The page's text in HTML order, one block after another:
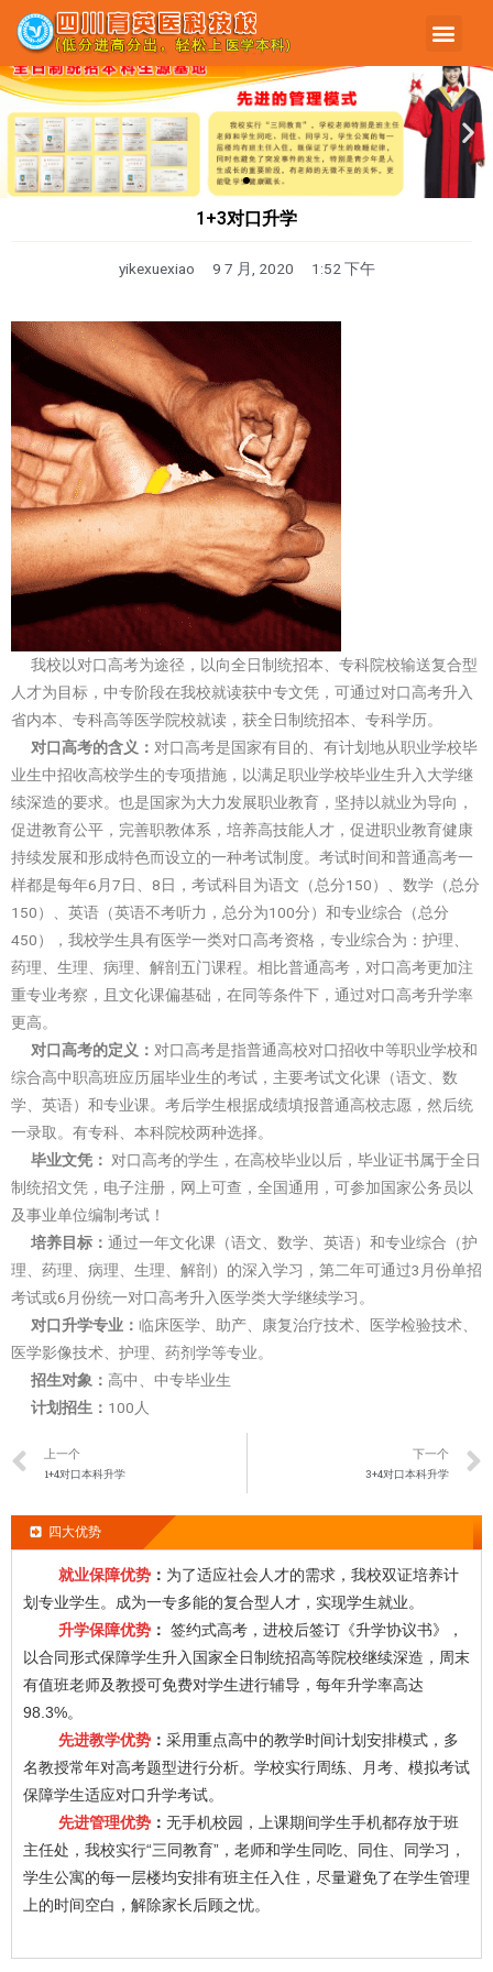
1+3对口升学
yikexuexiao 9 7 月, 2020 1:52 下午
我校以对口高考为途径，以向全日制统招本、专科院校输送复合型
人才为目标，中专阶段在我校就读获中专文凭，可通过对口高考升入
省内本、专科高等医学院校就读，获全日制统招本、专科学历。
对口高考的含义： 对口高考是国家有目的、有计划地从职业学校毕
业生中招收高校学生的专项措施，以满足职业学校毕业生升入大学继
续深造的要求。也是国家为大力发展职业教育，坚持以就业为导向，
促进教育公平，完善职教体系，培养高技能人才，促进职业教育健康
持续发展和形成特色而设立的一种考试制度。考试时间和普通高考一
样都是每年6月7日、8日，考试科目为语文（总分150）、数学（总分
150）、英语（英语不考听力，总分为100分）和专业综合（总分
450），我校学生具有医学一类对口高考资格，专业综合为：护理、
药理、生理、病理、解剖五门课程。相比普通高考，对口高考更加注
重专业考察，且文化课偏基础，在同等条件下，通过对口高考升学率
更高。
对口高考的定义： 对口高考是指普通高校对口招收中等职业学校和
综合高中职高班应历届毕业生的考试，主要考试文化课（语文、数
学、英语）和专业课。考后学生根据成绩填报普通高校志愿，然后统
一录取。有专科、本科院校两种选择。
毕业文凭： 对口高考的学生，在高校毕业以后，毕业证书属于全日
制统招文凭，电子注册，网上可查，全国通用，可参加国家公务员以
及事业单位编制考试！
培养目标： 通过一年文化课（语文、数学、英语）和专业综合（护
理、药理、病理、生理、解剖）的深入学习，第二年可通过3月份单招
考试或6月份统一对口高考升入医学类大学继续学习。
对口升学专业： 临床医学、助产、康复治疗技术、医学检验技术、
医学影像技术、护理、药剂学等专业。
招生对象： 高中、中专毕业生
计划招生： 100人
上一个
1+4对口本科升学
下一个
3+4对口本科升学
四大优势
就业保障优势 ： 为了适应社会人才的需求，我校双证培养计
划专业学生。成为一专多能的复合型人才，实现学生就业。
升学保障优势 ： 签约式高考，进校后签订《升学协议书》，
以合同形式保障学生升入国家全日制统招高等院校继续深造，周末
有值班老师及教授可免费对学生进行辅导，每年升学率高达
98.3%。
先进教学优势 ： 采用重点高中的教学时间计划安排模式，多
名教授常年对高考题型进行分析。学校实行周练、月考、模拟考试
保障学生适应对口升学考试。
先进管理优势 ： 无手机校园，上课期间学生手机都存放于班
主任处，我校实行“三同教育”，老师和学生同吃、同住、同学习，
学生公寓的每一层楼均安排有班主任入住，尽量避免了在学生管理
上的时间空白，解除家长后顾之忧。